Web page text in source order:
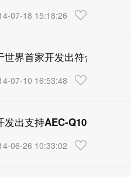
07-18 15:18:26
世界首家开发出符合“HD-
07-10 16:53:48
发出支持AEC-Q100车载用
06-26 10:33:02